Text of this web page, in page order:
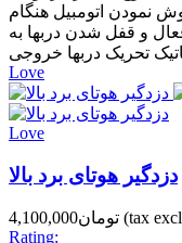
نمودن اتومبیل هنگام
و قفل شدن دربها به
Love
Love
دزدگیر هوتای برد بالا
تومان4,100,000 (tax
Rating: